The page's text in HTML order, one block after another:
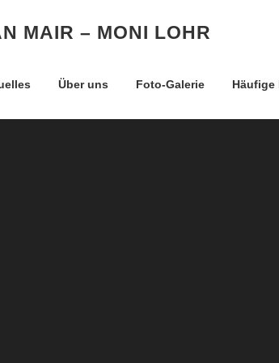
MAIR – MONI LOHR
Über uns Foto-Galerie Häufige